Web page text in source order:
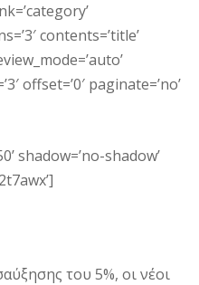
contents=’title’
offset=’0′ paginate=’no’
shadow=’no-shadow’
του 5%, οι νέοι